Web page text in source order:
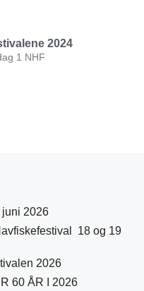
2024
1 NHF
juni 2026
18 og 19
2026
60 ÅR I 2026